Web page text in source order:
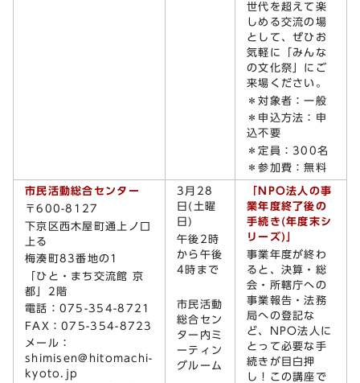
世代を超えて楽
しめる交流の場
として、ぜひお
気軽に「みんな
の文化祭」にご
来場ください。
＊対象者：一般
＊申込方法：申
込不要
＊定員：300名
＊参加費：無料
市民活動総合センター
〒600-8127
下京区西木屋町通上ノ口
上る
梅湊町83番地の1
「ひと・まち交流館 京
都」2階
電話：075-354-8721
FAX：075-354-8723
メール：
shimisen@hitomachi-
kyoto.jp
3月28
日(土曜
日)
午後2時
から午後
4時まで
市民活動
総合セン
ター内ミ
ーティン
グルーム
「NPO法人の事
業年度終了後の
手続き(年度末シ
リーズ)」
事業年度が終わ
ると、決算・総
会・所轄庁への
事業報告・法務
局への登記な
ど、NPO法人に
とって必要な手
続きが目白押
し！この講座で